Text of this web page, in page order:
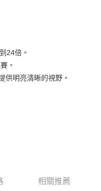
費
80元)
費
24倍。
。
供明亮清晰的視野。
相關推薦